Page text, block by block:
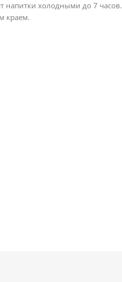
напитки холодными до 7 часов.
краем.